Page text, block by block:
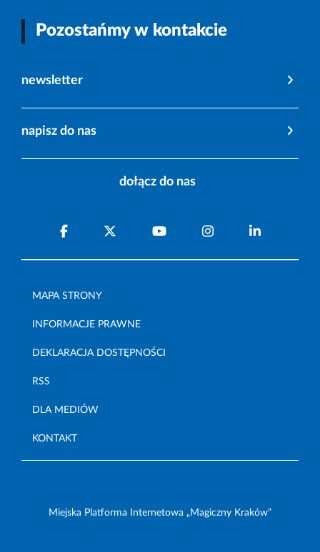
Pozostańmy w kontakcie
newsletter
napisz do nas
dołącz do nas
MAPA STRONY
INFORMACJE PRAWNE
DEKLARACJA DOSTĘPNOŚCI
RSS
DLA MEDIÓW
KONTAKT
Miejska Platforma Internetowa „Magiczny Kraków”